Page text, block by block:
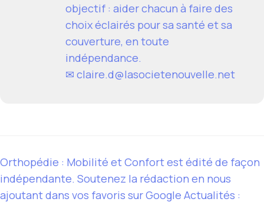
objectif : aider chacun à faire des
choix éclairés pour sa santé et sa
couverture, en toute
indépendance.
✉ claire.d@lasocietenouvelle.net
Orthopédie : Mobilité et Confort est édité de façon
indépendante. Soutenez la rédaction en nous
ajoutant dans vos favoris sur Google Actualités :